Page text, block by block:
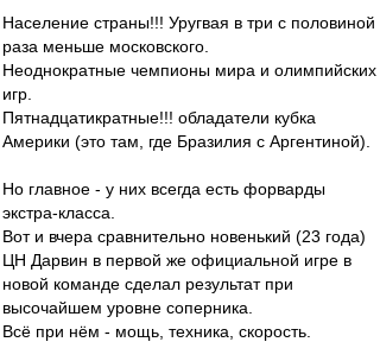
Население страны!!! Уругвая в три с половиной
раза меньше московского.
Неоднократные чемпионы мира и олимпийских
игр.
Пятнадцатикратные!!! обладатели кубка
Америки (это там, где Бразилия с Аргентиной).
Но главное - у них всегда есть форварды
экстра-класса.
Вот и вчера сравнительно новенький (23 года)
ЦН Дарвин в первой же официальной игре в
новой команде сделал результат при
высочайшем уровне соперника.
Всё при нём - мощь, техника, скорость.